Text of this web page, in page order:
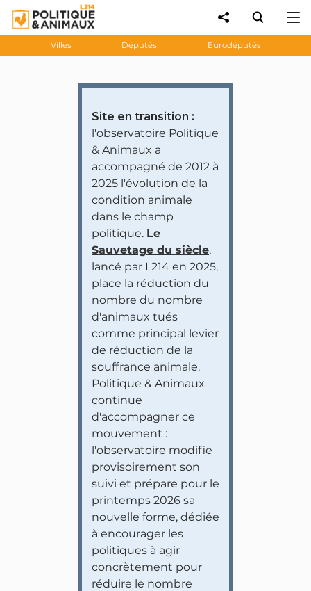
Villes Députés Eurodéputés
Site en transition :
l'observatoire Politique
& Animaux a
accompagné de 2012 à
2025 l'évolution de la
condition animale
dans le champ
politique. Le
Sauvetage du siècle,
lancé par L214 en 2025,
place la réduction du
nombre du nombre
d'animaux tués
comme principal levier
de réduction de la
souffrance animale.
Politique & Animaux
continue
d'accompagner ce
mouvement :
l'observatoire modifie
provisoirement son
suivi et prépare pour le
printemps 2026 sa
nouvelle forme, dédiée
à encourager les
politiques à agir
concrètement pour
réduire le nombre